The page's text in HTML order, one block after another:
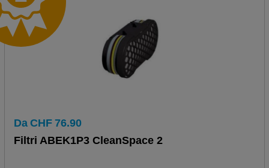
Da CHF 76.90
Filtri ABEK1P3 CleanSpace 2